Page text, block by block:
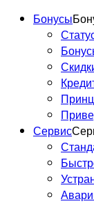
Бонусы
Сервис